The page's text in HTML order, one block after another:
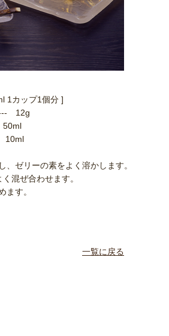
カップ1個分 ]
12g
50ml
10ml
ゼリーの素をよく溶かします。
混ぜ合わせます。
ます。
一覧に戻る